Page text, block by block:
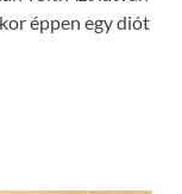
éppen egy diót